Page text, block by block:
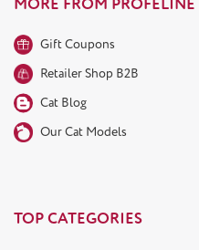
MORE FROM PROFELINE
Gift Coupons
Retailer Shop B2B
Cat Blog
Our Cat Models
TOP CATEGORIES